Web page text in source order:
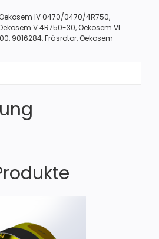
Oekosem IV 0470/0470/4R750,
V 4R750-30, Oekosem VI
, 9016284,Fräsrotor, Oekosem